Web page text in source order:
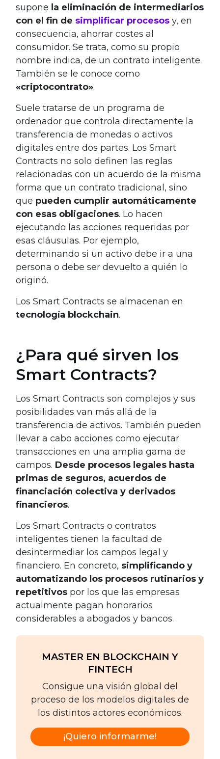
supone la eliminación de intermediarios
con el fin de simplificar procesos y, en
consecuencia, ahorrar costes al
consumidor. Se trata, como su propio
nombre indica, de un contrato inteligente.
También se le conoce como
«criptocontrato».
Suele tratarse de un programa de
ordenador que controla directamente la
transferencia de monedas o activos
digitales entre dos partes. Los Smart
Contracts no solo definen las reglas
relacionadas con un acuerdo de la misma
forma que un contrato tradicional, sino
que pueden cumplir automáticamente
con esas obligaciones. Lo hacen
ejecutando las acciones requeridas por
esas cláusulas. Por ejemplo,
determinando si un activo debe ir a una
persona o debe ser devuelto a quién lo
originó.
Los Smart Contracts se almacenan en
tecnología blockchain.
¿Para qué sirven los
Smart Contracts?
Los Smart Contracts son complejos y sus
posibilidades van más allá de la
transferencia de activos. También pueden
llevar a cabo acciones como ejecutar
transacciones en una amplia gama de
campos. Desde procesos legales hasta
primas de seguros, acuerdos de
financiación colectiva y derivados
financieros.
Los Smart Contracts o contratos
inteligentes tienen la facultad de
desintermediar los campos legal y
financiero. En concreto, simplificando y
automatizando los procesos rutinarios y
repetitivos por los que las empresas
actualmente pagan honorarios
considerables a abogados y bancos.
MASTER EN BLOCKCHAIN Y
FINTECH
Consigue una visión global del
proceso de los modelos digitales de
los distintos actores económicos.
¡Quiero informarme!